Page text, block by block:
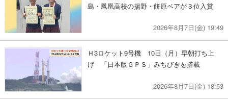
島・鳳凰高校の揚野・餅原ペアが３位入賞
2026年8月7日(金) 19:49
Ｈ3ロケット9号機 10日（月）早朝打ち上
げ 「日本版ＧＰＳ」みちびきを搭載
2026年8月7日(金) 18:53